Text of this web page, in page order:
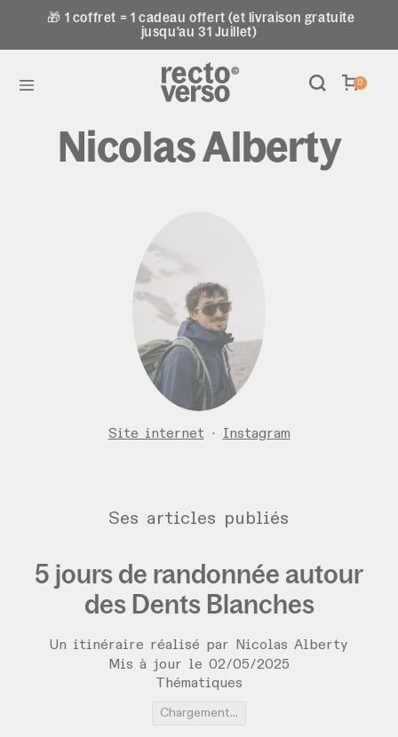
🎁 1 coffret = 1 cadeau offert (et livraison gratuite
jusqu'au 31 Juillet)
0
Nicolas Alberty
Site internet · Instagram
Ses articles publiés
5 jours de randonnée autour
des Dents Blanches
Un itinéraire réalisé par Nicolas Alberty
Mis à jour le 02/05/2025
Thématiques
Chargement...